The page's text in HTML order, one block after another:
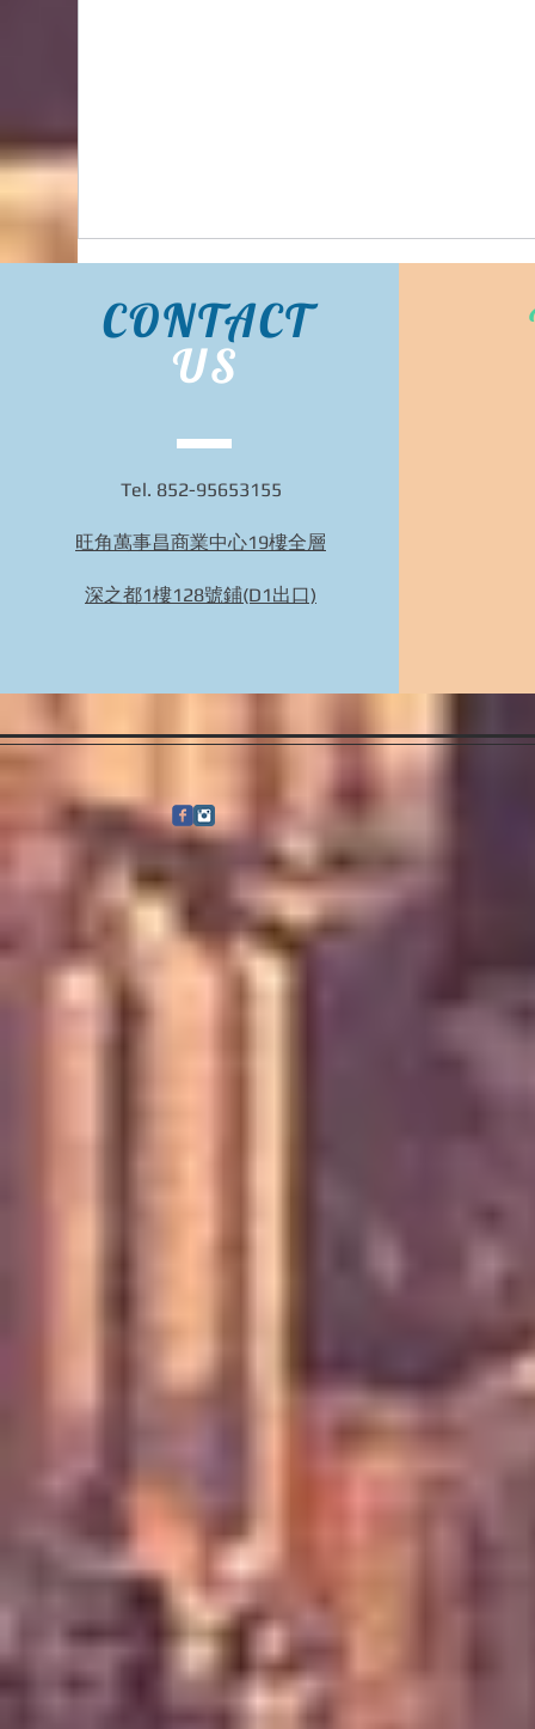
BIDHONGKONG - 香港專業韓國29cm代購服務 |
CONTACT
US
Tel. 852-95653155
旺角萬事昌商業中心19樓全層
深之都1樓128號鋪(D1出口)